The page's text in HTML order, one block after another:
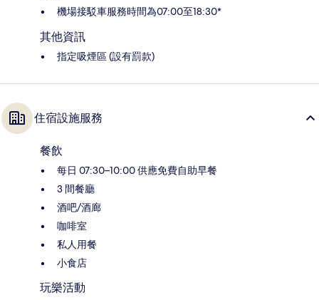
機場接駁車服務時間為07:00至18:30*
其他資訊
指定吸煙區 (設有罰款)
住宿設施服務
餐飲
每日 07:30–10:00 供應免費自助早餐
3 間餐廳
酒吧/酒廊
咖啡室
私人用餐
小食店
玩樂活動